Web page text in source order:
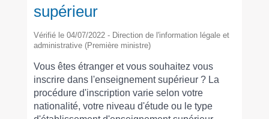
supérieur
Vérifié le 04/07/2022 - Direction de l'information légale et
administrative (Première ministre)
Vous êtes étranger et vous souhaitez vous
inscrire dans l'enseignement supérieur ? La
procédure d'inscription varie selon votre
nationalité, votre niveau d'étude ou le type